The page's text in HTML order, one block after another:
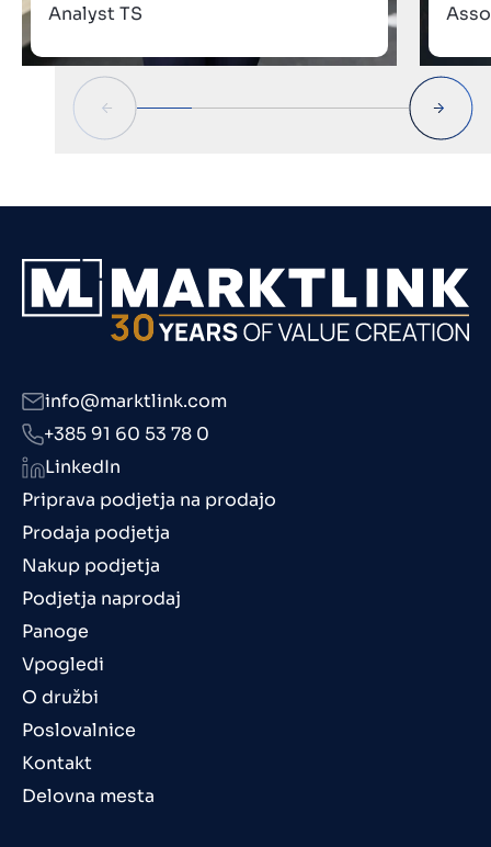
Analyst TS
Priprava podjetja na prodajo
Prodaja podjetja
Nakup podjetja
Podjetja naprodaj
Panoge
Vpogledi
O družbi
Poslovalnice
Kontakt
Delovna mesta
info@marktlink.com
+385 91 60 53 78 0
LinkedIn